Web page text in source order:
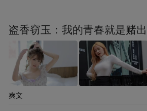
盗香窃玉：我的青春就是赌
爽文